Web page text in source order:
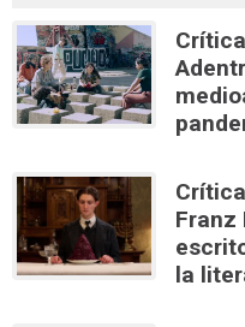
Franz
la